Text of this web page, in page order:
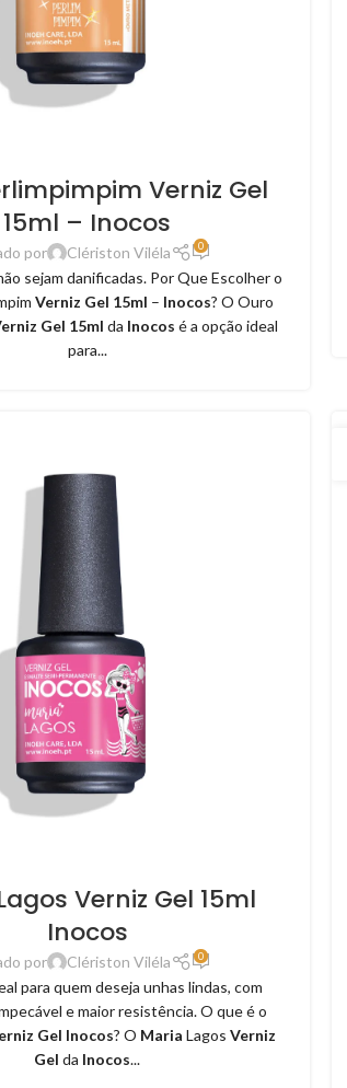
Verniz Gel
15ml – Inocos
por Clériston Viléla 0
sejam danificadas. Por Que Escolher o
Verniz Gel 15ml – Inocos? O Ouro
Gel 15ml da Inocos é a opção ideal
para...
Verniz Gel 15ml
Inocos
por Clériston Viléla 0
para quem deseja unhas lindas, com
e maior resistência. O que é o
Gel Inocos? O Maria LagosVerniz
Gel da Inocos...